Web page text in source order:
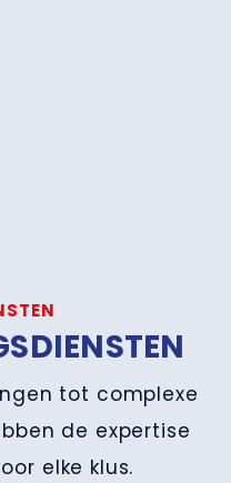
tot complexe
de expertise
elke klus.